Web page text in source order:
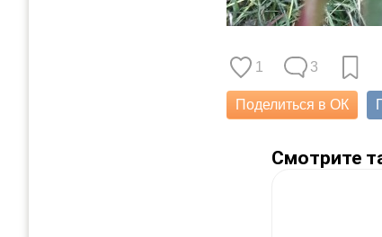
1 3
Поделиться в ОК
Смотрите